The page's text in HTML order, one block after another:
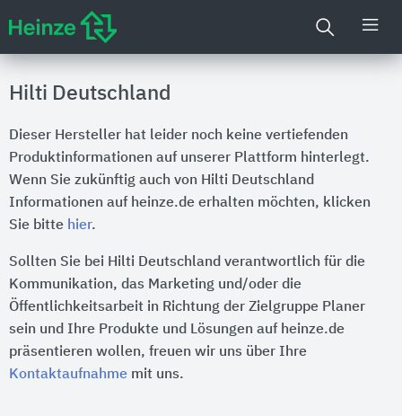
Hilti Deutschland
Dieser Hersteller hat leider noch keine vertiefenden
Produktinformationen auf unserer Plattform hinterlegt.
Wenn Sie zukünftig auch von Hilti Deutschland
Informationen auf heinze.de erhalten möchten, klicken
Sie bitte hier.
Sollten Sie bei Hilti Deutschland verantwortlich für die
Kommunikation, das Marketing und/oder die
Öffentlichkeitsarbeit in Richtung der Zielgruppe Planer
sein und Ihre Produkte und Lösungen auf heinze.de
präsentieren wollen, freuen wir uns über Ihre
Kontaktaufnahme mit uns.